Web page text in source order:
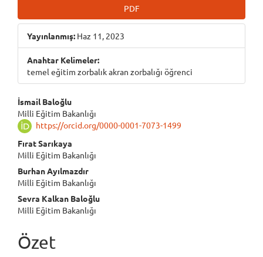
PDF
Yayınlanmış: Haz 11, 2023
Anahtar Kelimeler:
temel eğitim zorbalık akran zorbalığı öğrenci
Main
Article
Content
İsmail Baloğlu
Milli Eğitim Bakanlığı
https://orcid.org/0000-0001-7073-1499
Fırat Sarıkaya
Milli Eğitim Bakanlığı
Burhan Ayılmazdır
Milli Eğitim Bakanlığı
Sevra Kalkan Baloğlu
Milli Eğitim Bakanlığı
Özet